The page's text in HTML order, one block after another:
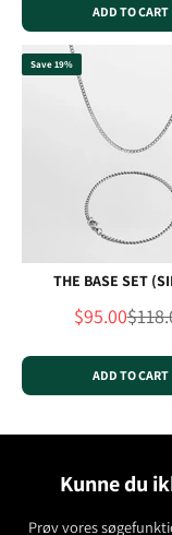
ADD TO CART
Save 19%
THE BASE SET
Sale price
$95.00
ADD TO CART
Kunne du
Prøv vores